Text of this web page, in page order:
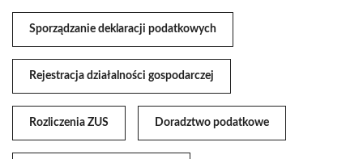
Sporządzanie deklaracji podatkowych
Rejestracja działalności gospodarczej
Rozliczenia ZUS Doradztwo podatkowe